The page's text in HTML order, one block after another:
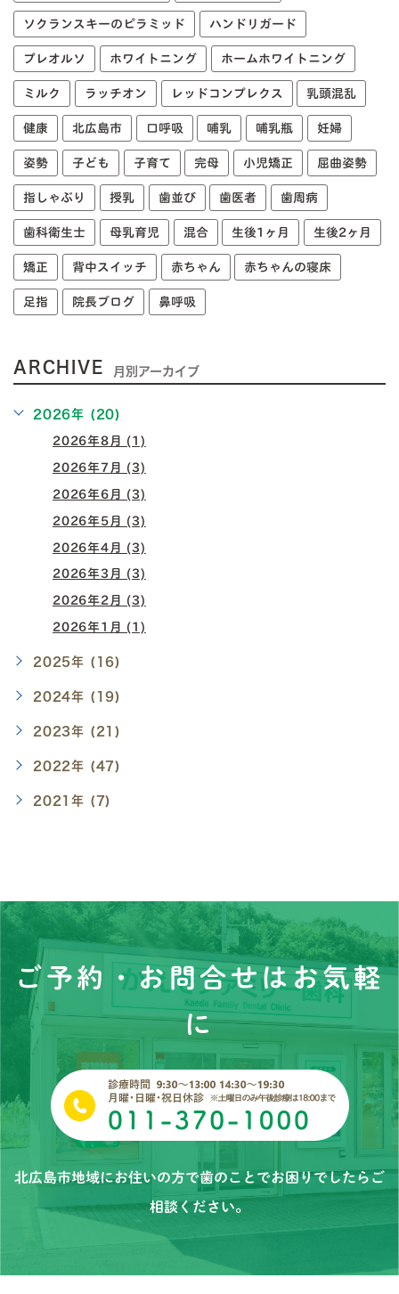
ソクランスキーのピラミッド ハンドリガード
プレオルソ ホワイトニング ホームホワイトニング
ミルク ラッチオン レッドコンプレクス 乳頭混乱
健康 北広島市 口呼吸 哺乳 哺乳瓶 妊婦
姿勢 子ども 子育て 完母 小児矯正 屈曲姿勢
指しゃぶり 授乳 歯並び 歯医者 歯周病
歯科衛生士 母乳育児 混合 生後1ヶ月 生後2ヶ月
矯正 背中スイッチ 赤ちゃん 赤ちゃんの寝床
足指 院長ブログ 鼻呼吸
ARCHIVE 月別アーカイブ
2026年 (20)
2026年8月 (1)
2026年7月 (3)
2026年6月 (3)
2026年5月 (3)
2026年4月 (3)
2026年3月 (3)
2026年2月 (3)
2026年1月 (1)
2025年 (16)
2024年 (19)
2023年 (21)
2022年 (47)
2021年 (7)
ご予約・お問合せはお気軽
に
北広島市地域にお住いの方で歯のことでお困りでしたらご
相談ください。